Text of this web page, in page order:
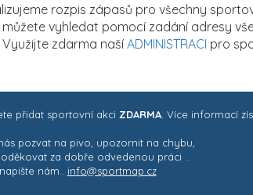
rozpis zápasů pro všechny
můžete vyhledat pomocí zadání adresy
zdarma naší ADMINISTRACI pro
přidat sportovní akci ZDARMA. Více informací
pozvat na pivo, upozornit na chybu,
za dobře odvedenou práci ..
napište nám.. info@sportmap.cz